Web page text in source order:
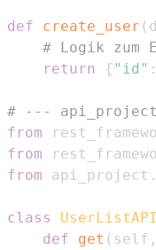
def create_user (
# Logik zum
return
{ "id" :
# --- api_project/
from
from
from api_project .
class
def
get ( self ,